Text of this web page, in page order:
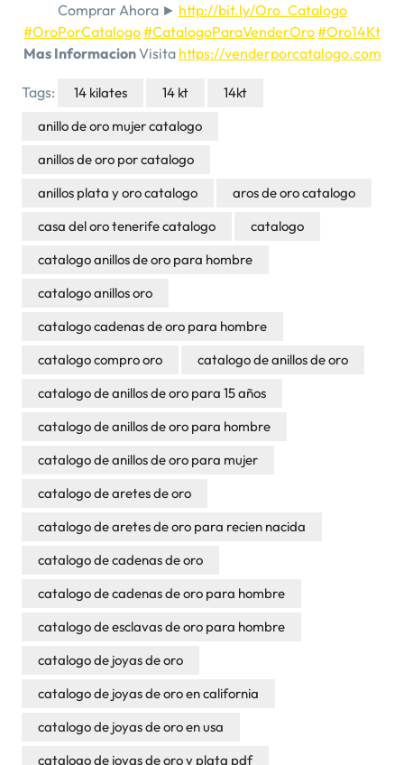
Comprar Ahora ► http://bit.ly/Oro_Catalogo
#OroPorCatalogo#CatalogoParaVenderOro#Oro14Kt
Mas InformacionVisita https://venderporcatalogo.com
Tags: 14 kilates 14 kt
14kt
anillo de oro mujer catalogo
anillos de oro por catalogo
anillos plata y oro catalogo
aros de oro catalogo
casa del oro tenerife catalogo
catalogo
catalogo anillos de oro para hombre
catalogo anillos oro
catalogo cadenas de oro para hombre
catalogo compro oro
catalogo de anillos de oro
catalogo de anillos de oro para 15 años
catalogo de anillos de oro para hombre
catalogo de anillos de oro para mujer
catalogo de aretes de oro
catalogo de aretes de oro para recien nacida
catalogo de cadenas de oro
catalogo de cadenas de oro para hombre
catalogo de esclavas de oro para hombre
catalogo de joyas de oro
catalogo de joyas de oro en california
catalogo de joyas de oro en usa
catalogo de joyas de oro y plata pdf